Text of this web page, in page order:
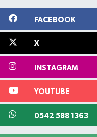
FACEBOOK
X
INSTAGRAM
YOUTUBE
0542 588 1363